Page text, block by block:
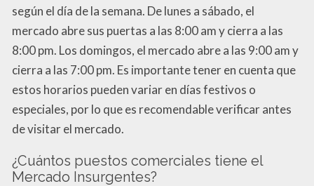
según el día de la semana. De lunes a sábado, el
mercado abre sus puertas a las 8:00 am y cierra a las
8:00 pm. Los domingos, el mercado abre a las 9:00 am y
cierra a las 7:00 pm. Es importante tener en cuenta que
estos horarios pueden variar en días festivos o
especiales, por lo que es recomendable verificar antes
de visitar el mercado.
¿Cuántos puestos comerciales tiene el
Mercado Insurgentes?